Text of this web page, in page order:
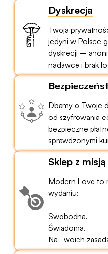
Dyskrecja
Twoja
jedyni w Polsce
dyskrecji –
nadawcę i brak
Dbamy o Twoje
od szyfrowania
bezpieczne
sprawdzonymi
Sklep z misją
Modern Love to
wydaniu:
Swobodna.
Świadoma.
Na Twoich